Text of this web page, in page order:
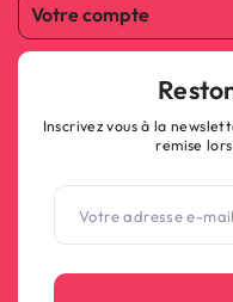
Votre compte
Inscrivez vous à la
remise